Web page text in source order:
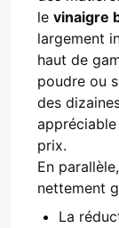
le vinaigre
largement
haut de
poudre ou
des
prix.
En
nettement
La